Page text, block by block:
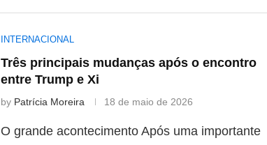
INTERNACIONAL
Três principais mudanças após o encontro
entre Trump e Xi
by Patrícia Moreira 18 de maio de 2026
O grande acontecimento Após uma importante